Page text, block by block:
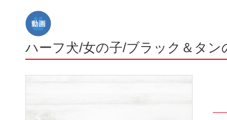
ハーフ犬/女の子/ブラック＆タン